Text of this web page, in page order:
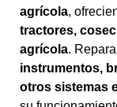
agrícola,
tractores,
agrícola.
instrumentos,
otros sistemas